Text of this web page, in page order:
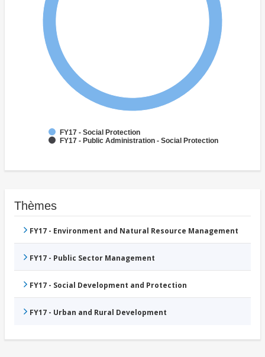
FY17 - Social Protection
FY17 - Public Administration - Social Protection
Thèmes
FY17 - Environment and Natural Resource Management
FY17 - Public Sector Management
FY17 - Social Development and Protection
FY17 - Urban and Rural Development